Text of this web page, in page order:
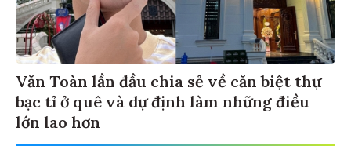
Văn Toàn lần đầu chia sẻ về căn biệt thự
bạc tỉ ở quê và dự định làm những điều
lớn lao hơn